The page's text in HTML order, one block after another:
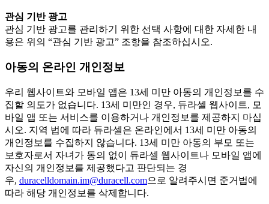
관심 기반 광고
관심 기반 광고를 관리하기 위한 선택 사항에 대한 자세한 내
용은 위의 “관심 기반 광고” 조항을 참조하십시오.
아동의 온라인 개인정보
우리 웹사이트와 모바일 앱은 13세 미만 아동의 개인정보를 수
집할 의도가 없습니다. 13세 미만인 경우, 듀라셀 웹사이트, 모
바일 앱 또는 서비스를 이용하거나 개인정보를 제공하지 마십
시오. 지역 법에 따라 듀라셀은 온라인에서 13세 미만 아동의
개인정보를 수집하지 않습니다. 13세 미만 아동의 부모 또는
보호자로서 자녀가 동의 없이 듀라셀 웹사이트나 모바일 앱에
자신의 개인정보를 제공했다고 판단되는 경
우, duracelldomain.im@duracell.com으로 알려주시면 준거법에
따라 해당 개인정보를 삭제합니다.